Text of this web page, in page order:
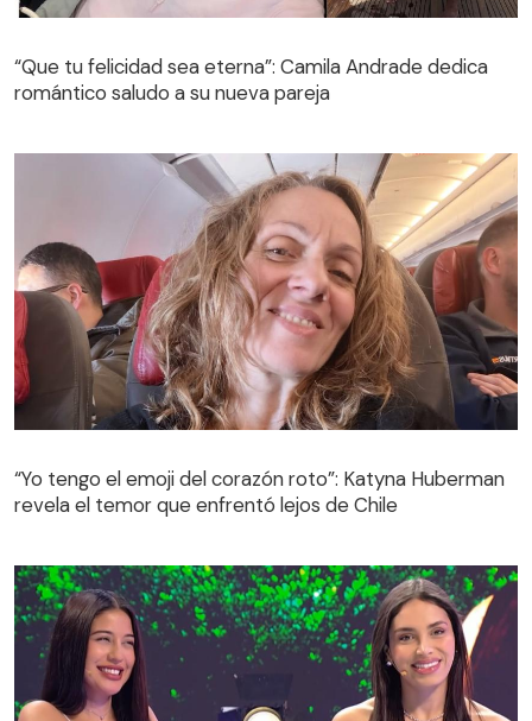
“Que tu felicidad sea eterna”: Camila Andrade dedica
romántico saludo a su nueva pareja
“Yo tengo el emoji del corazón roto”: Katyna Huberman
revela el temor que enfrentó lejos de Chile